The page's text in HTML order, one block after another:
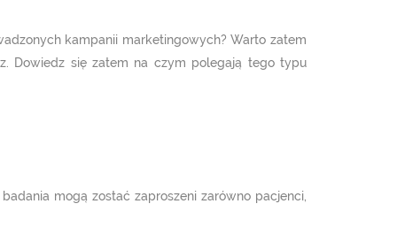
kampanii marketingowych? Warto zatem
Dowiedz się zatem na czym polegają tego typu
mogą zostać zaproszeni zarówno pacjenci,